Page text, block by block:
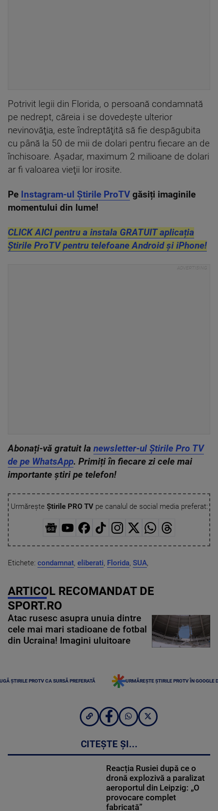
Potrivit legii din Florida, o persoană condamnată
pe nedrept, căreia i se dovedeşte ulterior
nevinovăţia, este îndreptăţită să fie despăgubita
cu până la 50 de mii de dolari pentru fiecare an de
închisoare. Aşadar, maximum 2 milioane de dolari
ar fi valoarea vieţii lor irosite.
Pe Instagram-ul Știrile ProTV găsiți imaginile
momentului din lume!
CLICK AICI pentru a instala GRATUIT aplicația
Știrile ProTV pentru telefoane Android și iPhone!
Abonați-vă gratuit la newsletter-ul Știrile Pro TV
de pe WhatsApp. Primiți în fiecare zi cele mai
importante știri pe telefon!
Urmărește Știrile PRO TVpe canalul de social media preferat:
Etichete: condamnat, eliberati, Florida, SUA,
ARTICOL RECOMANDAT DE
SPORT.RO
Atac rusesc asupra unuia dintre
cele mai mari stadioane de fotbal
din Ucraina! Imagini uluitoare
ȘTIRILE PROTV CA SURSĂ PREFERATĂ URMĂREȘTE ȘTIRILE PROTV ÎN GOOGLE
CITEȘTE ȘI...
Reacția Rusiei după ce o
dronă explozivă a paralizat
aeroportul din Leipzig: „O
provocare complet
fabricată”